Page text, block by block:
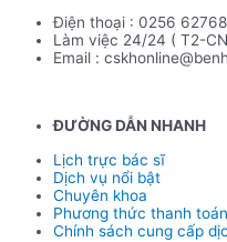
Điện thoại : 0256
Làm việc 24/24 ( T2-
Email :
ĐƯỜNG DẪN NHANH
Lịch trực bác sĩ
Dịch vụ nổi bật
Chuyên khoa
Phương thức thanh toán
Chính sách cung cấp